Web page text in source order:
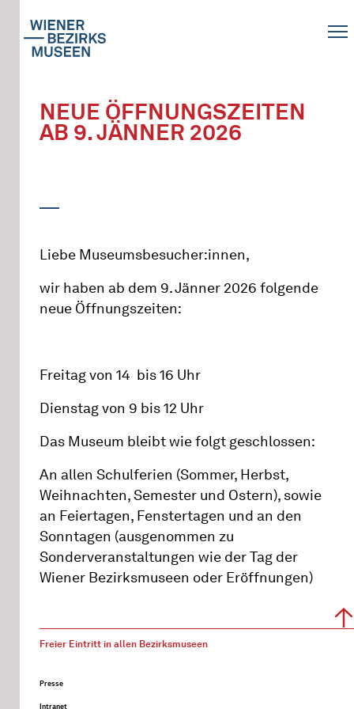
NEUE ÖFFNUNGSZEITEN
AB 9. JÄNNER 2026
Liebe Museumsbesucher:innen,
wir haben ab dem 9. Jänner 2026 folgende
neue Öffnungszeiten:
Freitag von 14 bis 16 Uhr
Dienstag von 9 bis 12 Uhr
Das Museum bleibt wie folgt geschlossen:
An allen Schulferien (Sommer, Herbst,
Weihnachten, Semester und Ostern), sowie
an Feiertagen, Fenstertagen und an den
Sonntagen (ausgenommen zu
Sonderveranstaltungen wie der Tag der
Wiener Bezirksmuseen oder Eröffnungen)
Freier Eintritt in allen Bezirksmuseen
Presse
Intranet